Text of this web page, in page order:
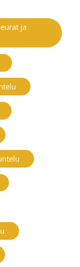
ja